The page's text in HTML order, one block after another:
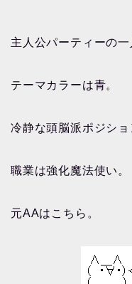
主人公パーティーの一
テーマカラーは青。
冷静な頭脳派ポジショ
職業は強化魔法使い。
元AAはこちら。